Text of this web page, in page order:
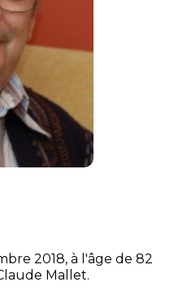
2018, à l'âge de 82
Mallet.